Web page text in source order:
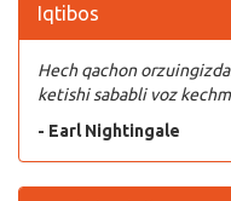
Iqtibos
Hech qachon
ketishi sababli voz
- Earl Nightingale